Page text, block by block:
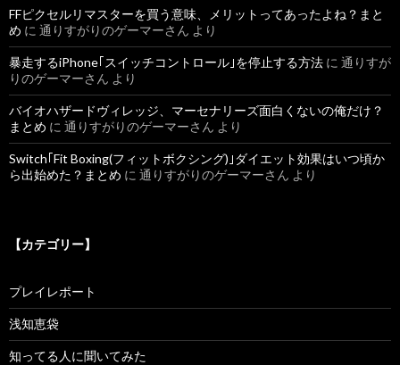
FFピクセルリマスターを買う意味、メリットってあったよね？まと
め に 通りすがりのゲーマーさん より
暴走するiPhone｢スイッチコントロール｣を停止する方法 に 通りすが
りのゲーマーさん より
バイオハザードヴィレッジ、マーセナリーズ面白くないの俺だけ？
まとめ に 通りすがりのゲーマーさん より
Switch｢Fit Boxing(フィットボクシング)｣ダイエット効果はいつ頃か
ら出始めた？まとめ に 通りすがりのゲーマーさん より
【カテゴリー】
プレイレポート
浅知恵袋
知ってる人に聞いてみた